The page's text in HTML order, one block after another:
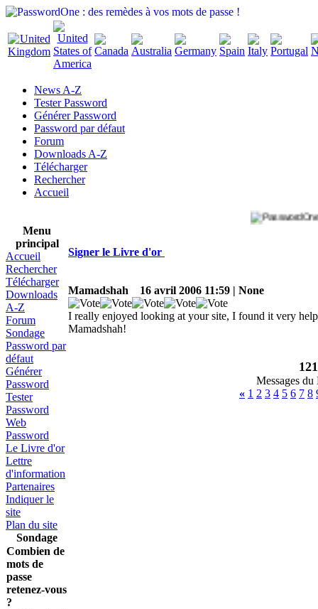
News A-Z
Tester Password
Générer Password
Password par défaut
Forum
Downloads A-Z
Télécharger
Rechercher
Accueil
Menu
principal
Accueil
Rechercher
Télécharger
Downloads
A-Z
Forum
Sondage
Password par
défaut
Générer
Password
Tester
Password
Web
Password
Le Livre d'or
Lettre
d'information
Partenaires
Indiquer le
site
Plan du site
Sondage
Combien de
mots de
passe
retenez-vous
?
Signer le Livre d'or
Mamadshah 16 avril 2006 11:59 | None
I really enjoyed looking at your site, I found it very
Mamadshah!
121
Messages
« 1 2 3 4 5 6 7 8